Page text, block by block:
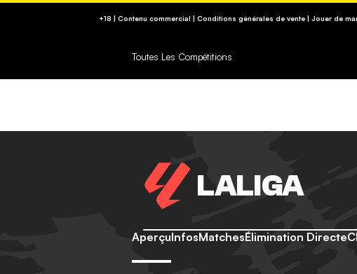
RETROUVEZ NOS CONSEILS SUR (09-74-75-13-
+18 | Contenu commercial | Conditions générales de vente | Jouer de
Toutes Les Compétitions
LALIGA
AperçuInfosMatchesÉlimination Directe